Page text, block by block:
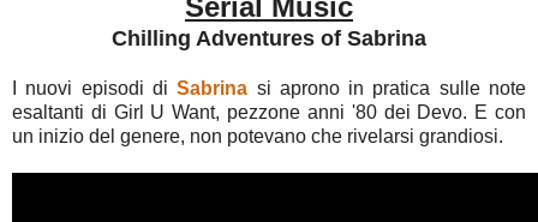
Serial Music
Chilling Adventures of Sabrina
I nuovi episodi diSabrina si aprono in pratica sulle note
esaltanti di Girl U Want, pezzone anni '80 dei Devo. E con
un inizio del genere, non potevano che rivelarsi grandiosi.